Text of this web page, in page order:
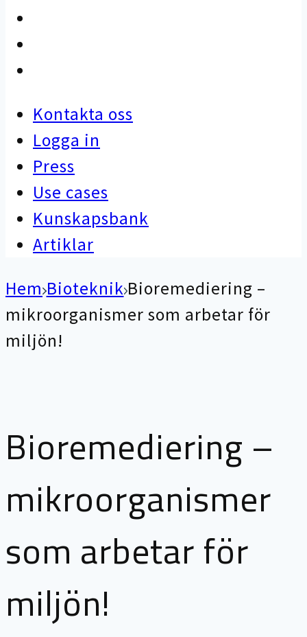
Kontakta oss
Logga in
Press
Use cases
Kunskapsbank
Artiklar
Hem Bioteknik Bioremediering –
mikroorganismer som arbetar för
miljön!
Bioremediering –
mikroorganismer
som arbetar för
miljön!